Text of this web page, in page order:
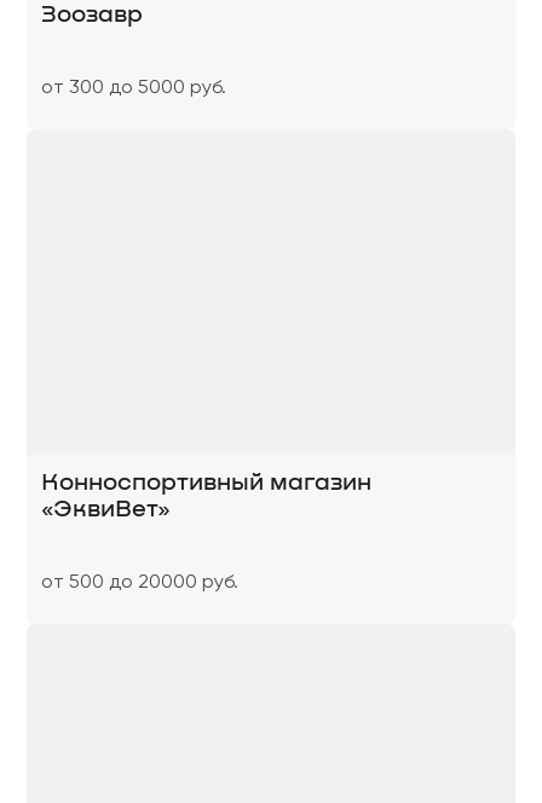
Зоозавр
от 300 до 5000 руб.
Конноспортивный магазин
«ЭквиВет»
от 500 до 20000 руб.